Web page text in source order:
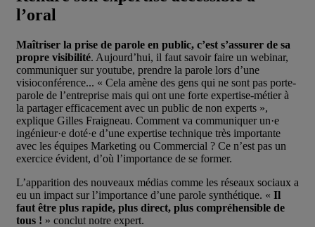
l’oral
Maîtriser la prise de parole en public, c’est s’assurer de sa
propre visibilité. Aujourd’hui, il faut savoir faire un webinar,
communiquer sur youtube, prendre la parole lors d’une
visioconférence... « Cela amène des gens qui ne sont pas porte-
parole de l’entreprise mais qui ont une forte expertise-métier à
la partager efficacement avec un public de non experts »,
explique Gilles Fraigneau. Comment va communiquer un·e
ingénieur·e doté·e d’une expertise technique très importante
avec les équipes Marketing ou Commercial ? Ce n’est pas un
exercice évident, d’où l’importance de se former.
L’apparition des nouveaux médias comme les réseaux sociaux a
eu un impact sur l’importance d’une parole synthétique. « Il
faut être plus rapide, plus direct, plus compréhensible de
tous ! » conclut notre expert.